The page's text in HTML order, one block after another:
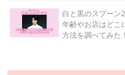
白と黒のスプーン
年齢やお店はどこ
方法を調べてみた